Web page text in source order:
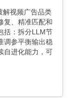
解视频广告品类
复、精准匹配和
括：拆分LLM节
调参平衡输出稳
自进化能力，可